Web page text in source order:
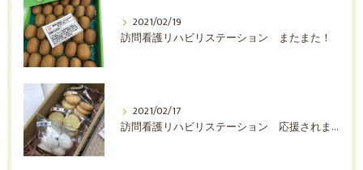
2021/02/19
訪問看護リハビリステーション またまた！
2021/02/17
訪問看護リハビリステーション 応援されました！